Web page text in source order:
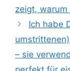
zeigt,
Ich habe
– sie